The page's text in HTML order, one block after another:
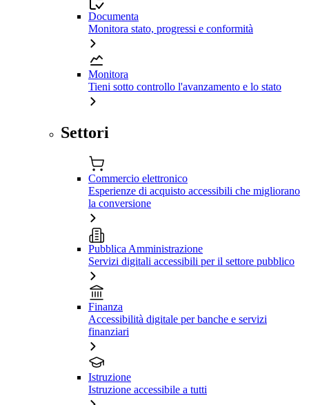
Documenta
Monitora stato, progressi e conformità
Monitora
Tieni sotto controllo l'avanzamento e lo stato
Settori
Commercio elettronico
Esperienze di acquisto accessibili che migliorano
la conversione
Pubblica Amministrazione
Servizi digitali accessibili per il settore pubblico
Finanza
Accessibilità digitale per banche e servizi
finanziari
Istruzione
Istruzione accessibile a tutti